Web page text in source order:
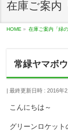
在庫ご案内
HOME » 在庫ご案内「緑の
常緑ヤマボ
最終更新日時 : 2016年2
こんにちは～
グリーンロケット